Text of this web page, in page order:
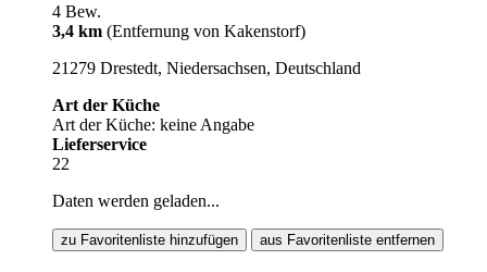
4 Bew.
3,4 km (Entfernung von Kakenstorf)
21279 Drestedt, Niedersachsen, Deutschland
Art der Küche
Art der Küche: keine Angabe
Lieferservice
22
Daten werden geladen...
zu Favoritenliste hinzufügen aus Favoritenliste entfernen